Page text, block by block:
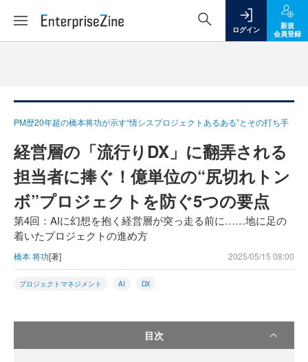
ログイン
新規
会員登録
PM歴20年超の橋本将功が示す“情シスプロジェクトあるある”とその打ち手
経営層の「流行りDX」に翻弄される
担当者に捧ぐ！億単位の“尻切れトン
ボ”プロジェクトを防ぐ5つの要点
第4回：AIに幻想を抱く経営層が突っ走る前に……地に足の
着いたプロジェクトの進め方
橋本 将功[著] 2025/05/15 08:00
プロジェクトマネジメント AI DX
目次